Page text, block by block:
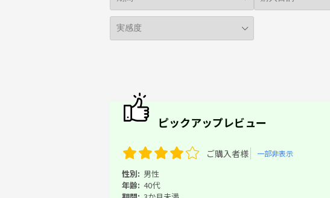
ピックアップレビュー
ご購入者様 一部非表示
性別: 男性
年齢: 40代